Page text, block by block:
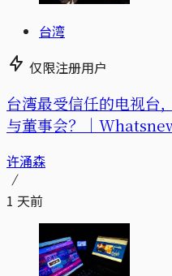
台湾
仅限注册用户
台湾最受信任的电视台
与董事会？｜
许涌森
1 天前